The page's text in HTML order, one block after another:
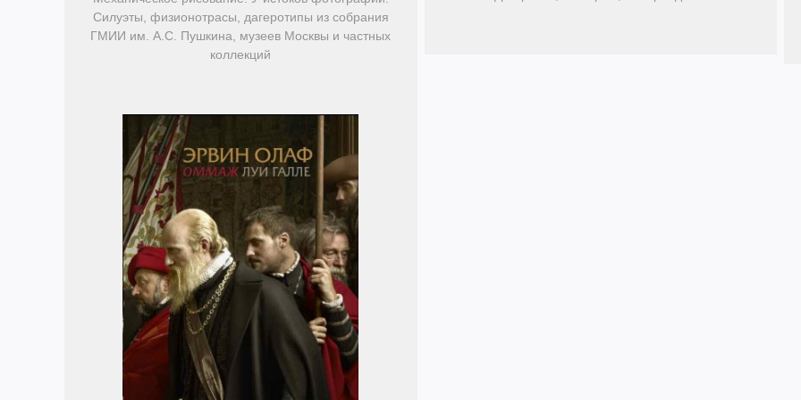
Силуэты, физионотрасы, дагеротипы из собрания
ГМИИ им. А.С. Пушкина, музеев Москвы и частных
коллекций